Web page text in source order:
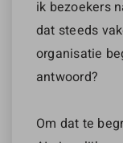
ik bezoekers
dat steeds
organisatie
antwoord?
Om dat te